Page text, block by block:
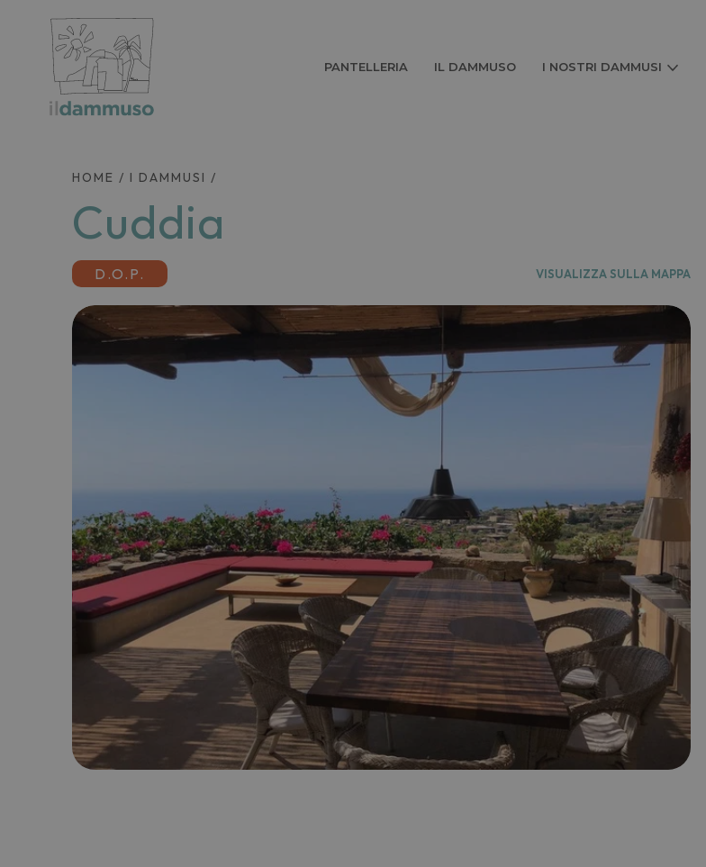
PANTELLERIA IL DAMMUSO I NOSTRI DAMMUSI
HOME / I DAMMUSI /
Cuddia
D.O.P. VISUALIZZA SULLA MAPPA